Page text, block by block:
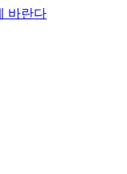
바란다